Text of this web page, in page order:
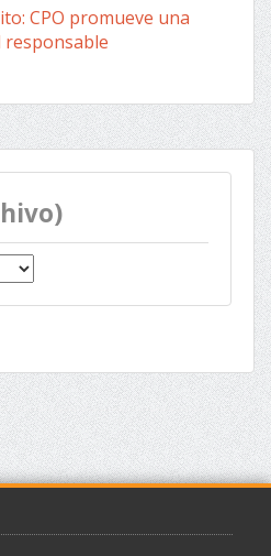
CPO promueve una